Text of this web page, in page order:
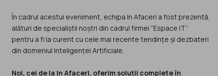
În cadrul acestui eveniment, echipa In Afaceri a fost prezentă,
alături de specialiștii noștri din cadrul firmei “Espace IT”
pentru a fi la curent cu cele mai recente tendințe și dezbateri
din domeniul Inteligenței Artificiale.
Noi, cei de la In Afaceri, oferim soluții complete în